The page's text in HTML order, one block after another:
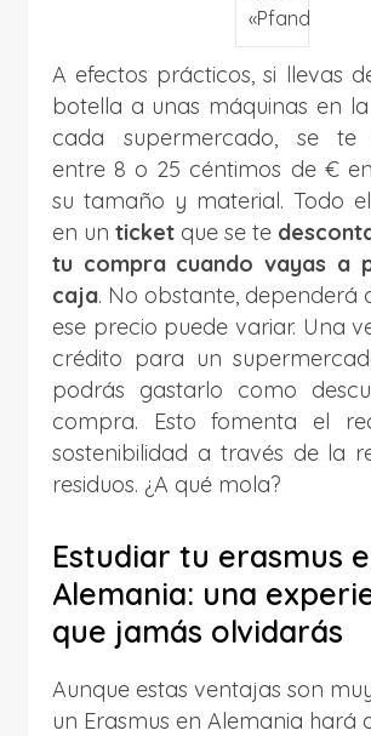
«Pfand»
A efectos prácticos, si llevas
botella a unas máquinas en
cada supermercado, se te
entre 8 o 25 céntimos de €
su tamaño y material. Todo
en un ticket que se te
tu compra cuando vayas a
caja. No obstante, dependerá
ese precio puede variar. Una
crédito para un
podrás gastarlo como
compra. Esto fomenta el
sostenibilidad a través de la
residuos. ¿A qué mola?
Estudiar tu erasmus
Alemania: una
que jamás olvidarás
Aunque estas ventajas son
un Erasmus en Alemania hará